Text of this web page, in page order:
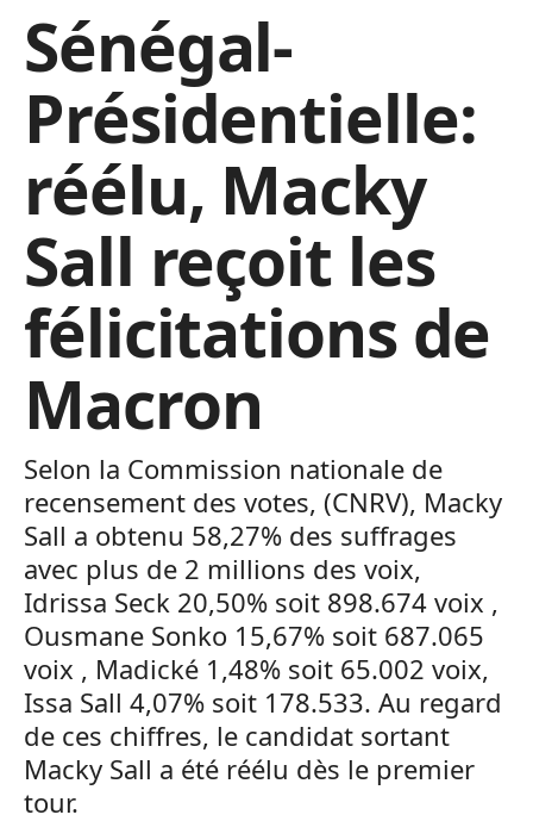
Sénégal-
Présidentielle:
réélu, Macky
Sall reçoit les
félicitations de
Macron
Selon la Commission nationale de
recensement des votes, (CNRV), Macky
Sall a obtenu 58,27% des suffrages
avec plus de 2 millions des voix,
Idrissa Seck 20,50% soit 898.674 voix ,
Ousmane Sonko 15,67% soit 687.065
voix , Madické 1,48% soit 65.002 voix,
Issa Sall 4,07% soit 178.533. Au regard
de ces chiffres, le candidat sortant
Macky Sall a été réélu dès le premier
tour.